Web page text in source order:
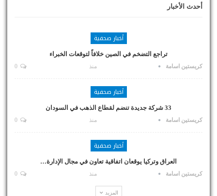
أحدث الأخبار
أخبار صحفية
تراجع التضخم في الصين خلافاً لتوقعات الخبراء
كريستين اسامة منذ
أخبار صحفية
33 شركة جديدة تنضم لقطاع الذهب في السودان
كريستين اسامة منذ
أخبار صحفية
العراق وتركيا يوقعان اتفاقية تعاون في مجال الإدارة…
كريستين اسامة منذ
المزيد